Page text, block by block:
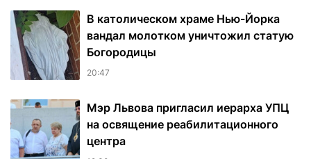
В католическом храме Нью-Йорка
вандал молотком уничтожил статую
Богородицы
20:47
Мэр Львова пригласил иерарха УПЦ
на освящение реабилитационного
центра